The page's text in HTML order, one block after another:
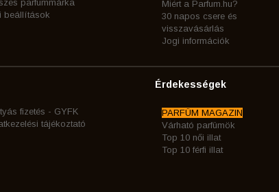
parfummárka
beállítások
Miért a Parfum.hu?
30 napos csere és
visszavásárlás
Jogi információk
fizetés - GYFK
tájékoztató
Érdekességek
PARFÜM MAGAZIN
Várható parfümök
Top 10 női illat
Top 10 férfi illat